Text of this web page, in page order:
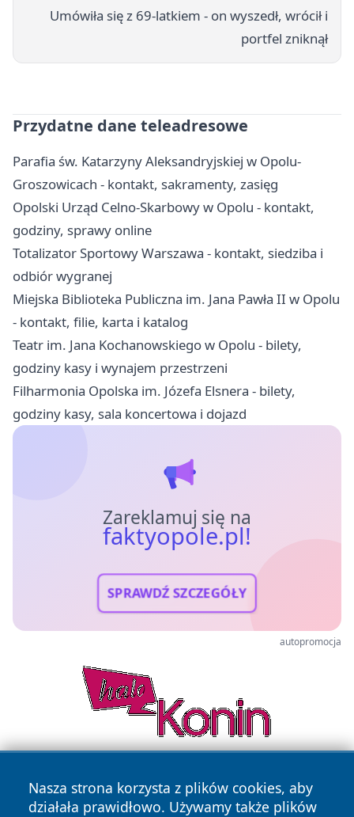
Umówiła się z 69-latkiem - on wyszedł, wrócił i
portfel zniknął
Przydatne dane teleadresowe
Parafia św. Katarzyny Aleksandryjskiej w Opolu-
Groszowicach - kontakt, sakramenty, zasięg
Opolski Urząd Celno-Skarbowy w Opolu - kontakt,
godziny, sprawy online
Totalizator Sportowy Warszawa - kontakt, siedziba i
odbiór wygranej
Miejska Biblioteka Publiczna im. Jana Pawła II w Opolu
- kontakt, filie, karta i katalog
Teatr im. Jana Kochanowskiego w Opolu - bilety,
godziny kasy i wynajem przestrzeni
Filharmonia Opolska im. Józefa Elsnera - bilety,
godziny kasy, sala koncertowa i dojazd
Zareklamuj się na
faktyopole.pl!
SPRAWDŹ SZCZEGÓŁY
autopromocja
Nasza strona korzysta z plików cookies, aby
działała prawidłowo. Używamy także plików